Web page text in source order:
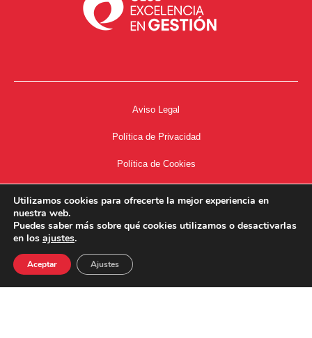
Aviso Legal
Política de Privacidad
Política de Cookies
34667504662
Utilizamos cookies para ofrecerte la mejor experiencia en
nuestra web.
Puedes saber más sobre qué cookies utilizamos o desactivarlas
en los ajustes.
Aceptar Ajustes